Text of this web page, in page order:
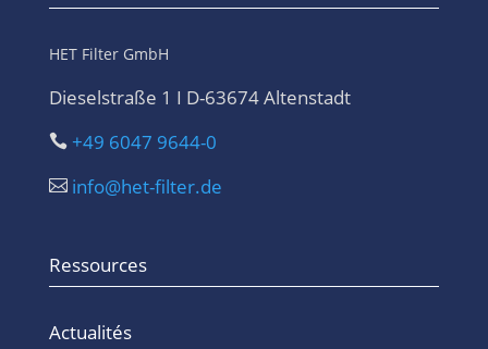
HET Filter GmbH
Dieselstraße 1 I D-63674 Altenstadt
 +49 6047 9644-0
 info@het-filter.de
Ressources
Actualités